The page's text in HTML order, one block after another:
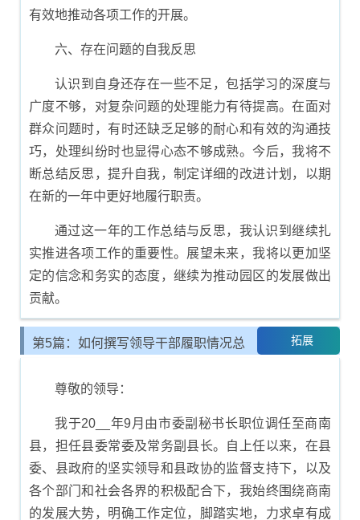
有效地推动各项工作的开展。
六、存在问题的自我反思
认识到自身还存在一些不足，包括学习的深度与
广度不够，对复杂问题的处理能力有待提高。在面对
群众问题时，有时还缺乏足够的耐心和有效的沟通技
巧，处理纠纷时也显得心态不够成熟。今后，我将不
断总结反思，提升自我，制定详细的改进计划，以期
在新的一年中更好地履行职责。
通过这一年的工作总结与反思，我认识到继续扎
实推进各项工作的重要性。展望未来，我将以更加坚
定的信念和务实的态度，继续为推动园区的发展做出
贡献。
第5篇：如何撰写领导干部履职情况总 拓展
尊敬的领导：
我于20__年9月由市委副秘书长职位调任至商南
县，担任县委常委及常务副县长。自上任以来，在县
委、县政府的坚实领导和县政协的监督支持下，以及
各个部门和社会各界的积极配合下，我始终围绕商南
的发展大势，明确工作定位，脚踏实地，力求卓有成